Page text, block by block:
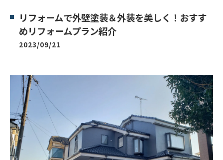
リフォームで外壁塗装＆外装を美しく！おすす
めリフォームプラン紹介
2023/09/21